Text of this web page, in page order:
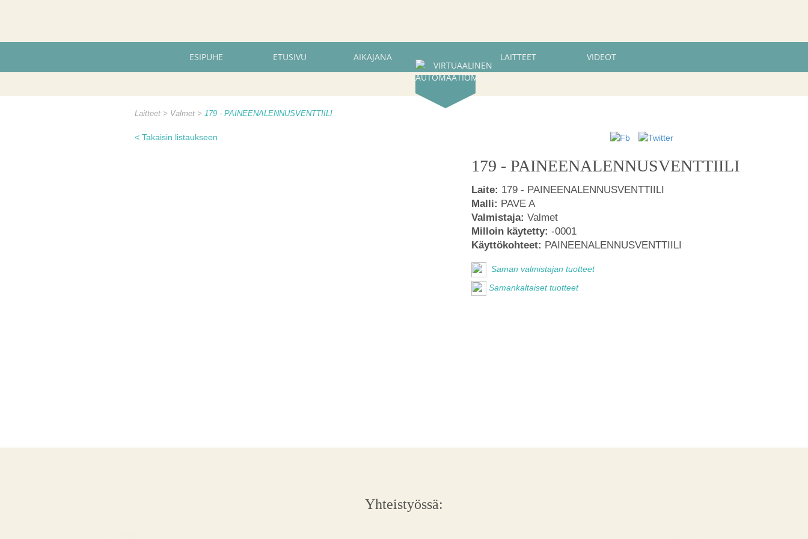
ESIPUHE ETUSIVU AIKAJANA LAITTEET VIDEOT
Laitteet Valmet 179 - PAINEENALENNUSVENTTIILI
< Takaisin listaukseen
179 - PAINEENALENNUSVENTTIILI
Laite: 179 - PAINEENALENNUSVENTTIILI
Malli: PAVE A
Valmistaja: Valmet
Milloin käytetty: -0001
Käyttökohteet: PAINEENALENNUSVENTTIILI
Saman valmistajan tuotteet
Samankaltaiset tuotteet
Yhteistyössä: